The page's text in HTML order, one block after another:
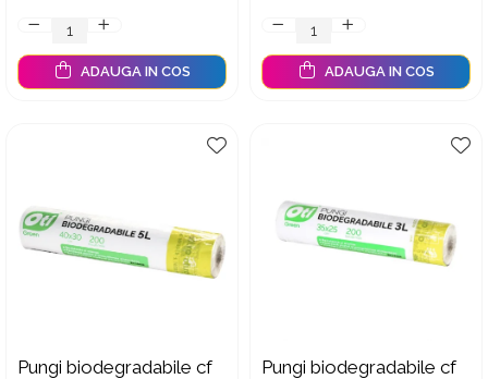
ADAUGA IN COS
Congelarea Alimentelor
ADAUGA IN COS
Pungi biodegradabile cf
Pungi biodegradabile cf